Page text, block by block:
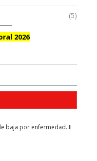
(5)
2026
baja por enfermedad. II